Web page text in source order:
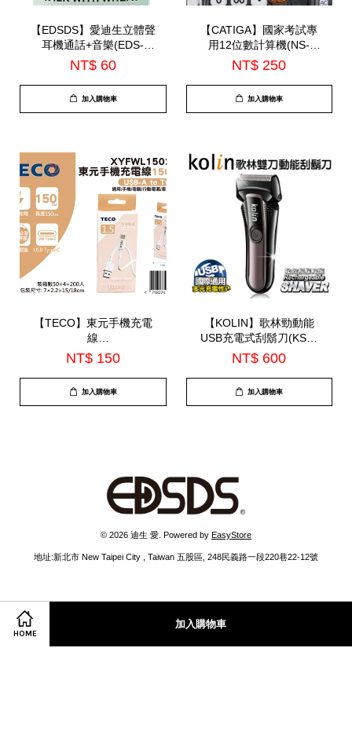
HOME
加入購物車
【EDSDS】愛迪生立體聲
耳機通話+音樂(EDS-
C516)
NT$ 60
加入購物車
【CATIGA】國家考試專
用12位數計算機(NS-
1200B)
NT$ 250
加入購物車
【TECO】東元手機充電
線
150CM(XYFWL1502AC)
NT$ 150
加入購物車
【KOLIN】歌林勁動能
USB充電式刮鬍刀(KSH-
HC230U)
NT$ 600
加入購物車
© 2026 迪生 愛. Powered by EasyStore
地址:新北市 New Taipei City , Taiwan 五股區, 248民義路一段220巷22-12號
Facebook Instagram